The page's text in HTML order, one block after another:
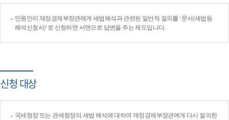
민원인이 재정경제부장관에게 세법해석과 관련된 일반적 질의를 '문서(세법등
해석신청서)'로 신청하면 서면으로 답변을 주는 제도입니다.
신청 대상
국세청장 또는 관세청장의 세법 해석에 대하여 재정경제부장관에게 다시 질의한